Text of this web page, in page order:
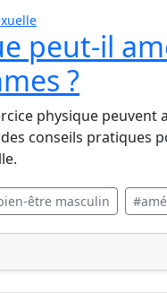
peut-il
?
physique peuvent
conseils pratiques
être masculin